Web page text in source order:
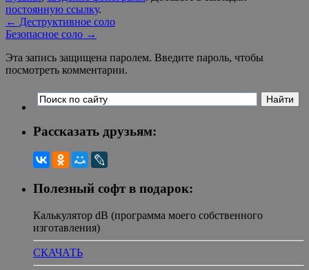
постоянную ссылку.
← Деструктивное соло
Безопасное соло →
Эта запись защищена паролем. Введите пароль, чтобы
посмотреть комментарии.
Рассказать друзьям:
Полезный софт в подарок:
Калькулятор dB (программа моего собственного
изготавления)
СКАЧАТЬ